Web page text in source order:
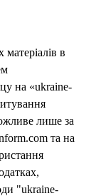
в
на «ukraine-
лише за
та на
"ukraine-